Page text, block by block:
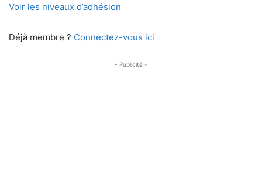
Voir les niveaux d’adhésion
Déjà membre ? Connectez-vous ici
- Publicité -